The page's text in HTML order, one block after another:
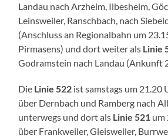
Landau nach Arzheim, Ilbesheim,
Leinsweiler, Ranschbach, nach
(Anschluss an Regionalbahn um
Pirmasens) und dort weiter als Linie
Godramstein nach Landau (Ankunft
Die Linie 522 ist samstags um 21.20
über Dernbach und Ramberg nach
unterwegs und dort als Linie 521 um
über Frankweiler, Gleisweiler,